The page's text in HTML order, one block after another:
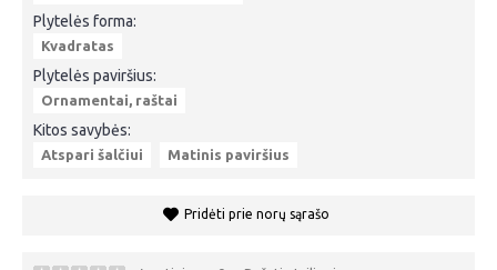
Plytelės forma:
Kvadratas
Plytelės paviršius:
Ornamentai, raštai
Kitos savybės:
Atspari šalčiui Matinis paviršius
Pridėti prie norų sąrašo